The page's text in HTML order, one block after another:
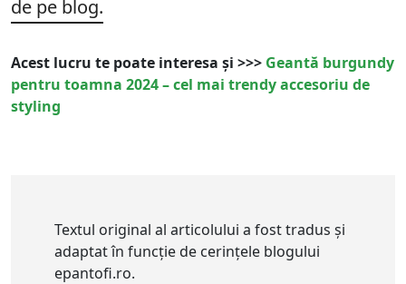
de pe blog.
Acest lucru te poate interesa și >>> Geantă burgundy
pentru toamna 2024 – cel mai trendy accesoriu de
styling
Textul original al articolului a fost tradus și
adaptat în funcție de cerințele blogului
epantofi.ro.